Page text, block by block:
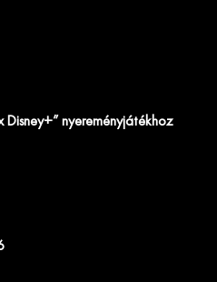
Disney+” nyereményjátékhoz